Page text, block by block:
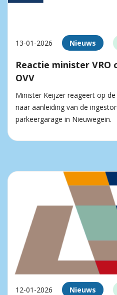
13-01-2026 Nieuws
Reactie minister VRO
OVV
Minister Keijzer reageert op
naar aanleiding van de
parkeergarage in Nieuwegein.
12-01-2026 Nieuws